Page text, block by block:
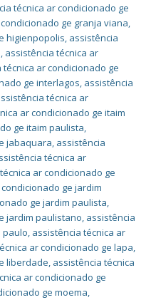
técnica ar condicionado ge
ge granja viana,
higienpopolis, assistência
, assistência técnica ar
técnica ar condicionado ge
ge interlagos, assistência
técnica ar
ar condicionado ge itaim
ge itaim paulista,
jabaquara, assistência
técnica ar
ar condicionado ge
ge jardim
ge jardim paulista,
jardim paulistano, assistência
paulo, assistência técnica ar
ar condicionado ge lapa,
liberdade, assistência técnica
ar condicionado ge
ge moema,